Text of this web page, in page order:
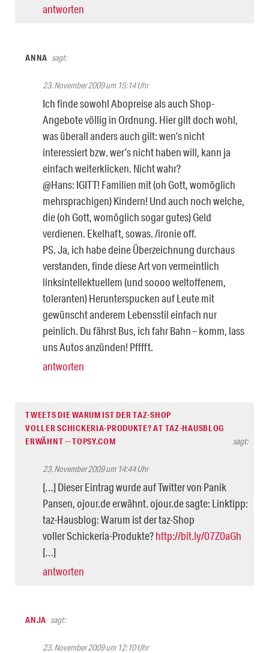
antworten
ANNA sagt:
23. November 2009 um 15:14 Uhr
Ich finde sowohl Abopreise als auch Shop-
Angebote völlig in Ordnung. Hier gilt doch wohl,
was überall anders auch gilt: wen’s nicht
interessiert bzw. wer’s nicht haben will, kann ja
einfach weiterklicken. Nicht wahr?
@Hans: IGITT! Familien mit (oh Gott, womöglich
mehrsprachigen) Kindern! Und auch noch welche,
die (oh Gott, womöglich sogar gutes) Geld
verdienen. Ekelhaft, sowas. /ironie off.
PS. Ja, ich habe deine Überzeichnung durchaus
verstanden, finde diese Art von vermeintlich
linksintellektuellem (und soooo weltoffenem,
toleranten) Herunterspucken auf Leute mit
gewünscht anderem Lebensstil einfach nur
peinlich. Du fährst Bus, ich fahr Bahn – komm, lass
uns Autos anzünden! Pfffft.
antworten
TWEETS DIE WARUM IST DER TAZ-SHOP
VOLLER SCHICKERIA-PRODUKTE? AT TAZ-HAUSBLOG
ERWÄHNT -- TOPSY.COM
sagt:
23. November 2009 um 14:44 Uhr
[…] Dieser Eintrag wurde auf Twitter von Panik
Pansen, ojour.de erwähnt. ojour.de sagte: Linktipp:
taz-Hausblog: Warum ist der taz-Shop
voller Schickeria-Produkte?http://bit.ly/07Z0aGh
[…]
antworten
ANJA sagt:
23. November 2009 um 12:10 Uhr